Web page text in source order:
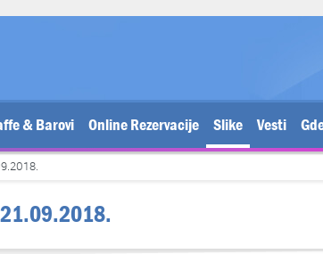
& Barovi Online Rezervacije Slike Vesti